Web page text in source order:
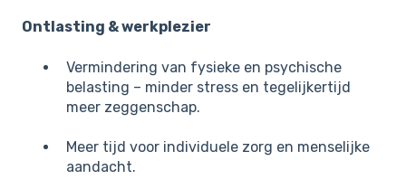
Ontlasting & werkplezier
Vermindering van fysieke en psychische
belasting – minder stress en tegelijkertijd
meer zeggenschap.
Meer tijd voor individuele zorg en menselijke
aandacht.